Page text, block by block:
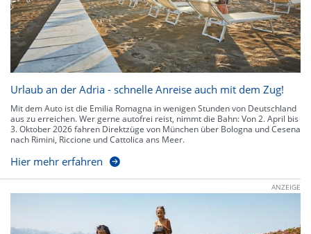
Urlaub an der Adria - schnelle Anreise auch mit dem Zug!
Mit dem Auto ist die Emilia Romagna in wenigen Stunden von Deutschland
aus zu erreichen. Wer gerne autofrei reist, nimmt die Bahn: Von 2. April bis
3. Oktober 2026 fahren Direktzüge von München über Bologna und Cesena
nach Rimini, Riccione und Cattolica ans Meer.
Hier mehr erfahren
ANZEIGE